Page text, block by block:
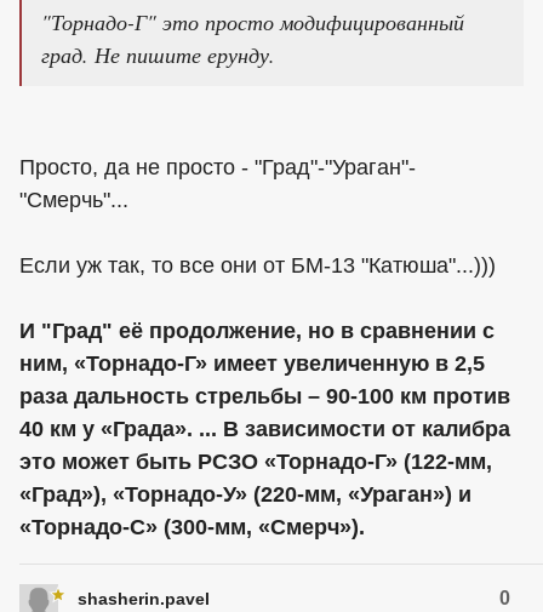
"Торнадо-Г" это просто модифицированный
град. Не пишите ерунду.
Просто, да не просто - "Град"-"Ураган"-
"Смерчь"...
Если уж так, то все они от БМ-13 "Катюша"...)))
И "Град" её продолжение, но в сравнении с
ним, «Торнадо-Г» имеет увеличенную в 2,5
раза дальность стрельбы – 90-100 км против
40 км у «Града». ... В зависимости от калибра
это может быть РСЗО «Торнадо-Г» (122-мм,
«Град»), «Торнадо-У» (220-мм, «Ураган») и
«Торнадо-С» (300-мм, «Смерч»).
shasherin.pavel 0